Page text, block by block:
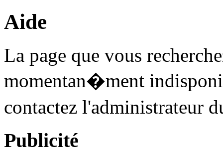
Aide
La page que vous
momentan�ment
contactez l'administrateur
Publicité